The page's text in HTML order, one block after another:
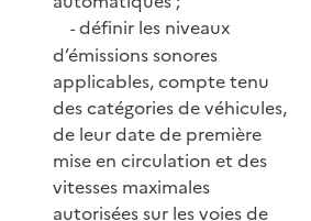
-définir les niveaux
d’émissions sonores
applicables, compte tenu
des catégories de véhicules,
de leur date de première
mise en circulation et des
vitesses maximales
autorisées sur les voies de